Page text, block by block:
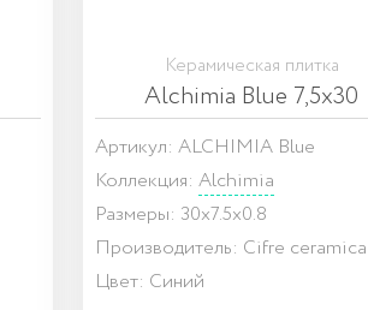
Керамическая плитка
Alchimia Blue 7,5x30
Артикул: ALCHIMIA Blue
Коллекция: Alchimia
Размеры: 30x7.5x0.8
Производитель: Cifre ceramica
Цвет: Синий